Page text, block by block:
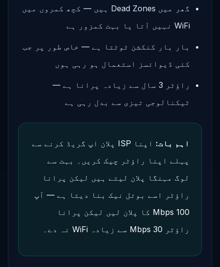
گھر میں Dead Zones ہیں — کچھ کمروں میں
WiFi نہیں آتا یا بہت کمزور ہے
بار بار کنکشن ٹوٹتا ہے — خاص طور پر جب
کئی ڈیوائسز استعمال ہو رہی ہوں
راؤٹر 3 سال سے زیادہ پرانا ہے —
ٹیکنالوجی تیزی سے بدل رہی ہے
اہم بات:
اپنا ISP پلان اپ گریڈ کرنے سے
پہلے اپنا راؤٹر چیک کریں۔ بہت سے
لوگ مہنگا پلان لیتے ہیں لیکن پرانا
راؤٹر اسے بوتل نیک بنا دیتا ہے — آپ
100 Mbps کا پلان لیں لیکن پرانا
راؤٹر 30 Mbps سے زیادہ WiFi نہ دے۔